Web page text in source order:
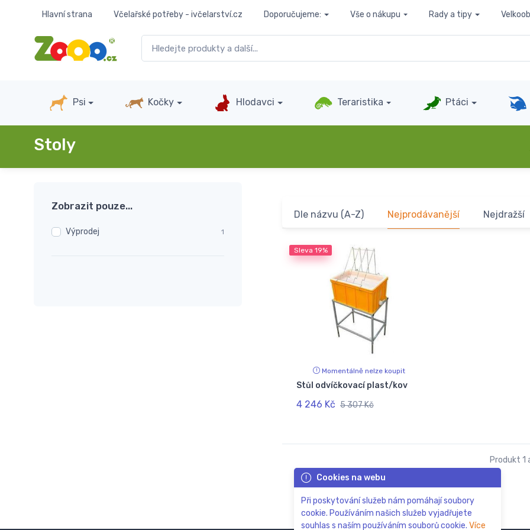
Hlavní strana Včelařské potřeby - ivčelarství.cz Doporučujeme: Vše o nákupu Rady a tipy
Psi Kočky Hlodavci Teraristika Ptáci
Stoly
Zobrazit pouze...
Výprodej 1
Dle názvu (A-Z) Nejprodávanější Nejdražší
Sleva 19%
Momentálně nelze koupit
Stůl odvíčkovací plast/kov
4 246 Kč 5 307 Kč
Produkt 1
Cookies na webu
Při poskytování služeb nám pomáhají soubory
cookie. Používáním našich služeb vyjadřujete
souhlas s naším používáním souborů cookie. Více